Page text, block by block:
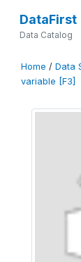
DataFirst
Data Catalog
Home / Data
variable [F3]